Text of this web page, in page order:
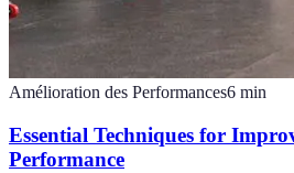
Amélioration des Performances6 min
Essential Techniques for
Performance